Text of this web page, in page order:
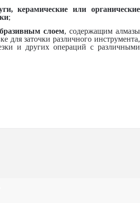
керамические или органические
;
слоем, содержащим алмазы
для заточки различного инструмента,
и других операций с различными